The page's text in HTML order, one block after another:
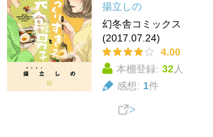
揚立しの
幻冬舎コミックス
(2017.07.24)
4.00
本棚登録: 32人
感想: 1件